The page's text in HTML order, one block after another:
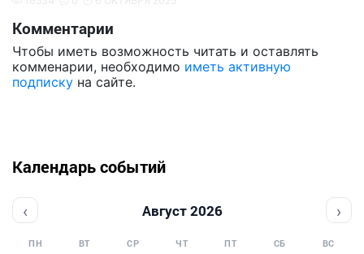
Комментарии
Чтобы иметь возможность читать и оставлять
комменарии, необходимо иметь активную
подписку на сайте.
Календарь событий
‹ Август 2026 ›
ПН ВТ СР ЧТ ПТ СБ ВС